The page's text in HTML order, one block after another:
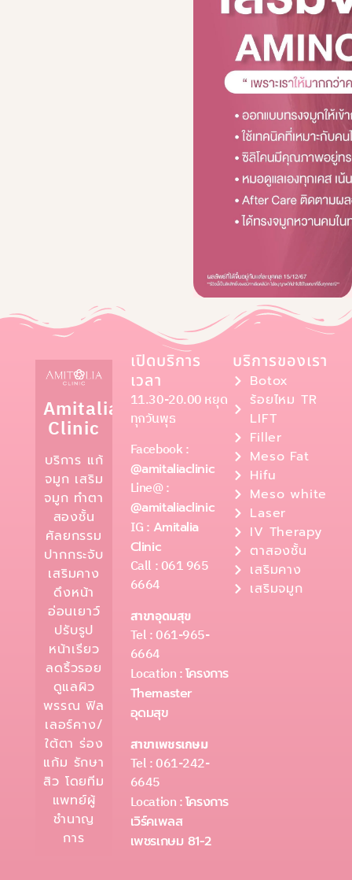
Amitalia
Clinic
บริการ แก้
จมูก เสริม
จมูก ทำตา
สองชั้น
ศัลยกรรม
ปากกระจับ
เสริมคาง
ดึงหน้า
อ่อนเยาว์
ปรับรูป
หน้าเรียว
ลดริ้วรอย
ดูแลผิว
พรรณ ฟิล
เลอร์คาง/
ใต้ตา ร่อง
แก้ม รักษา
สิว โดยทีม
แพทย์ผู้
ชำนาญ
การ
เปิดบริการ
เวลา
11.30-20.00 หยุด
ทุกวันพุธ
Facebook :
@amitaliaclinic
Line@ :
@amitaliaclinic
IG : Amitalia
Clinic
Call : 061 965
6664
สาขาอุดมสุข
Tel : 061-965-
6664
Location :โครงการ
Themaster
อุดมสุข
สาขาเพชรเกษม
Tel : 061-242-
6645
Location :โครงการ
เวิร์คเพลส
เพชรเกษม 81-2
บริการของเรา
Botox
ร้อยไหม TR
LIFT
Filler
Meso Fat
Hifu
Meso white
Laser
IV Therapy
ตาสองชั้น
เสริมคาง
เสริมจมูก